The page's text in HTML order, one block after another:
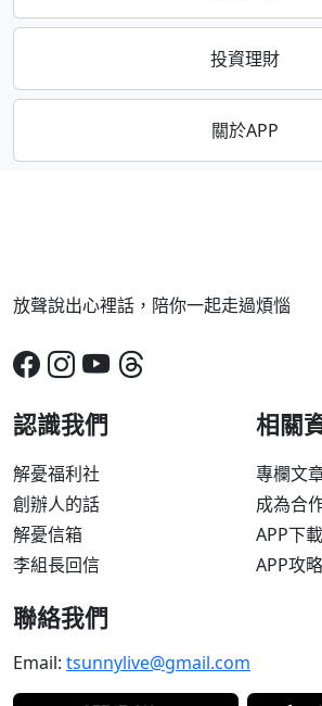
投資理財
關於APP
放聲說出心裡話，陪你一起走過煩惱
認識我們
解憂福利社
創辦人的話
解憂信箱
李組長回信
相關
專欄文
成為合
APP下載
APP攻
聯絡我們
Email: tsunnylive@gmail.com